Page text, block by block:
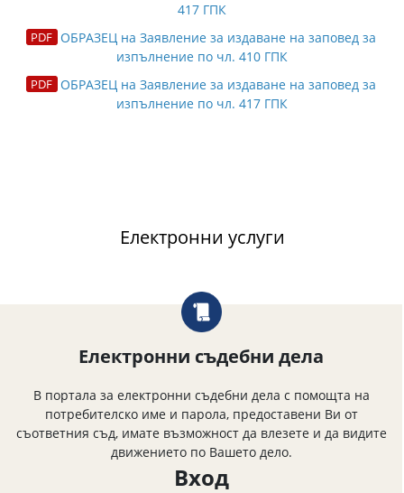
417 ГПК
ОБРАЗЕЦ на Заявление за издаване на заповед за
изпълнение по чл. 410 ГПК
ОБРАЗЕЦ на Заявление за издаване на заповед за
изпълнение по чл. 417 ГПК
Електронни услуги
Електронни съдебни дела
В портала за електронни съдебни дела с помощта на
потребителско име и парола, предоставени Ви от
съответния съд, имате възможност да влезете и да видите
движението по Вашето дело.
Вход